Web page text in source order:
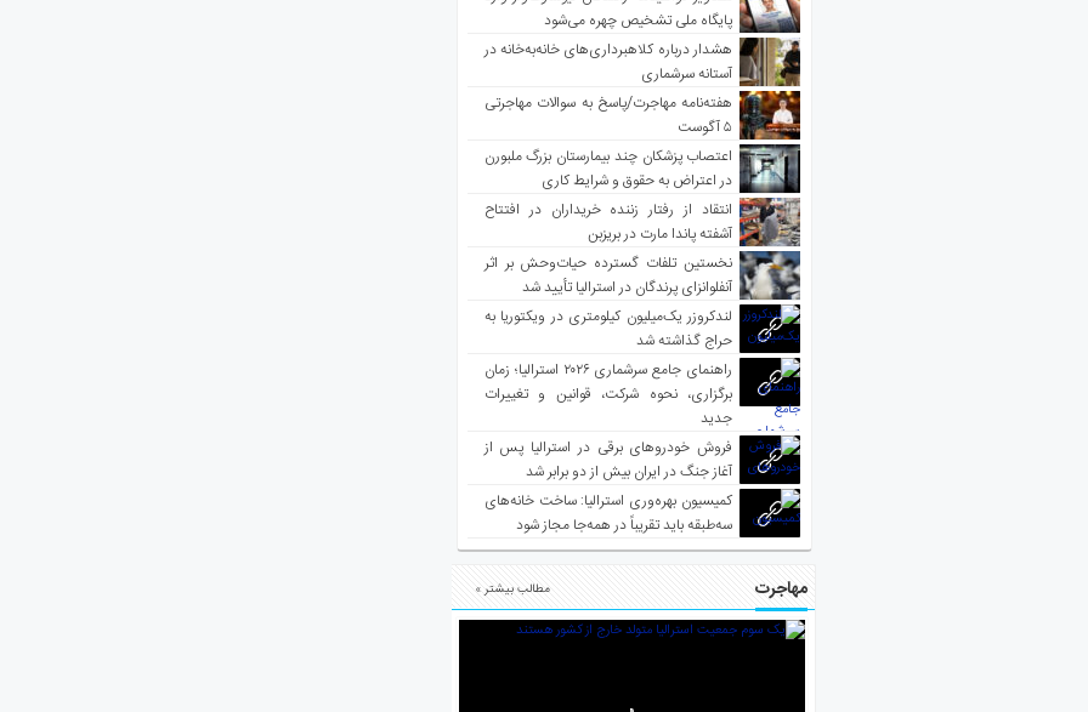
پایگاه ملی تشخیص چهره می‌شود
هشدار درباره کلاهبرداری‌های خانه‌به‌خانه در
آستانه سرشماری
هفته‌نامه مهاجرت/پاسخ به سوالات مهاجرتی
۵ آگوست
اعتصاب پزشکان چند بیمارستان بزرگ ملبورن
در اعتراض به حقوق و شرایط کاری
انتقاد از رفتار زننده خریداران در افتتاح
آشفته پاندا مارت در بریزبن
نخستین تلفات گسترده حیات‌وحش بر اثر
آنفلوانزای پرندگان در استرالیا تأیید شد
لندکروزر یک‌میلیون کیلومتری در ویکتوریا به
حراج گذاشته شد
راهنمای جامع سرشماری ۲۰۲۶ استرالیا؛ زمان
برگزاری، نحوه شرکت، قوانین و تغییرات
جدید
فروش خودروهای برقی در استرالیا پس از
آغاز جنگ در ایران بیش از دو برابر شد
کمیسیون بهره‌وری استرالیا: ساخت خانه‌های
سه‌طبقه باید تقریباً در همه‌جا مجاز شود
مهاجرت مطالب بیشتر »